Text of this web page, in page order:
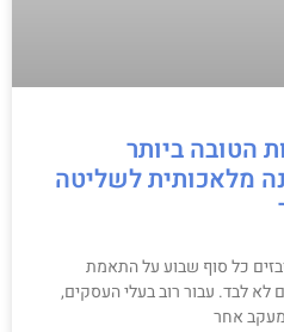
הטובה ביותר
מלאכותית לשליטה
כל סוף שבוע על התאמת
לא לבד. עבור רוב בעלי העסקים,
אחר